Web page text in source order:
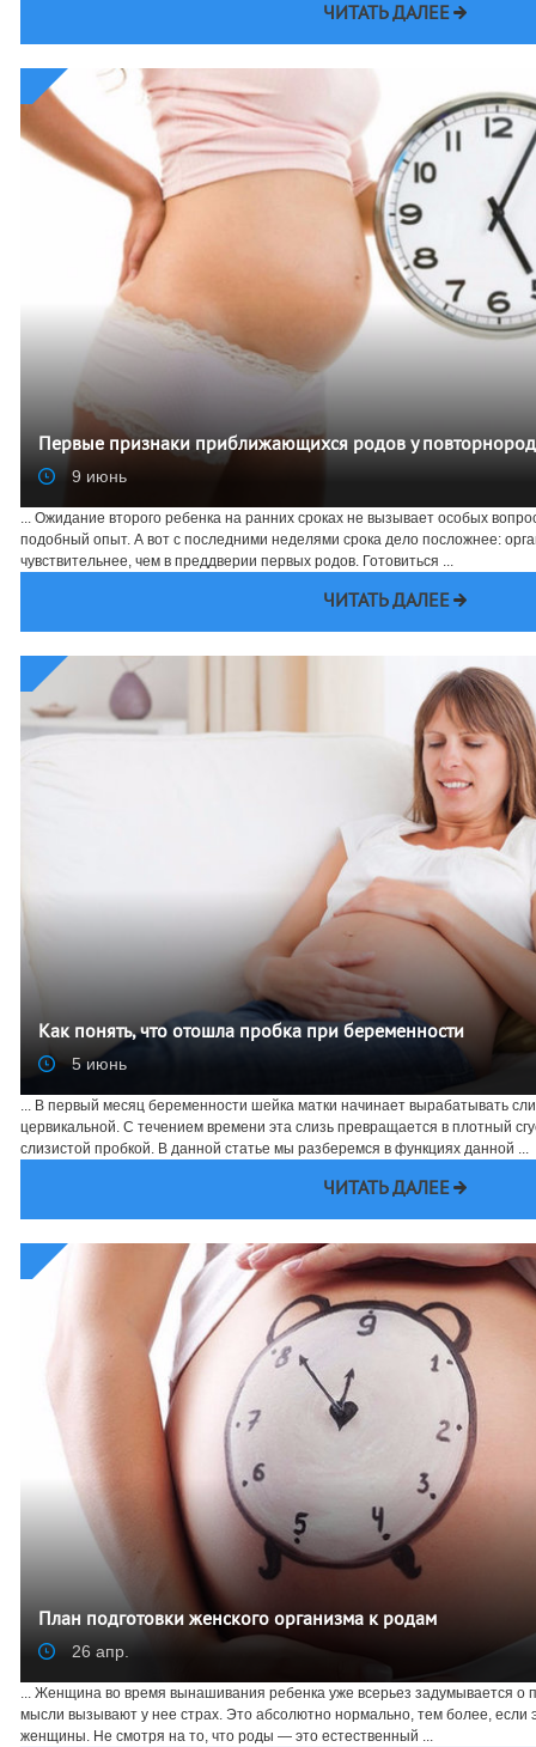
ЧИТАТЬ ДАЛЕЕ
Первые признаки приближающихся родов у
9 июнь
... Ожидание второго ребенка на ранних сроках не вызывает особых
подобный опыт. А вот с последними неделями срока дело посложнее:
чувствительнее, чем в преддверии первых родов. Готовиться ...
ЧИТАТЬ ДАЛЕЕ
Как понять, что отошла пробка при беременности
5 июнь
... В первый месяц беременности шейка матки начинает вырабатывать
цервикальной. С течением времени эта слизь превращается в плотный
слизистой пробкой. В данной статье мы разберемся в функциях данной ...
ЧИТАТЬ ДАЛЕЕ
План подготовки женского организма к родам
26 апр.
... Женщина во время вынашивания ребенка уже всерьез задумывается о
мысли вызывают у нее страх. Это абсолютно нормально, тем более, если
женщины. Не смотря на то, что роды — это естественный ...